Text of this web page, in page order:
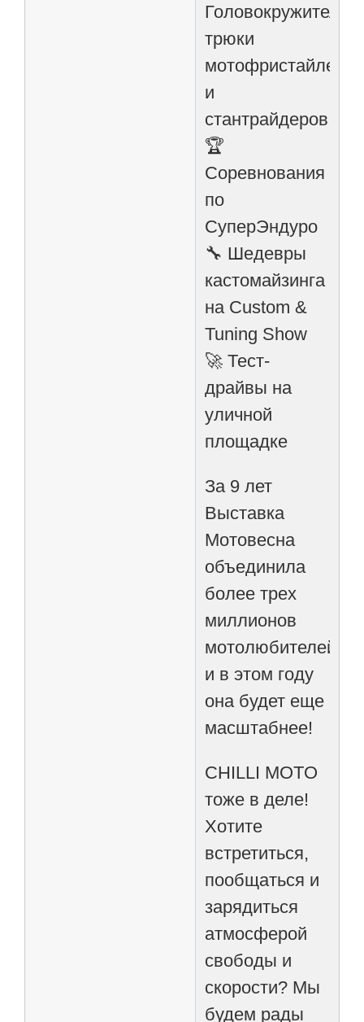
трюки
и
стантрайдеров
🏆
Соревнования
по
СуперЭндуро
🔧 Шедевры
кастомайзинга
на Custom &
Tuning Show
🚀 Тест-
драйвы на
уличной
площадке
За 9 лет
Выставка
Мотовесна
объединила
более трех
миллионов
мотолюбителей,
и в этом году
она будет еще
масштабнее!
CHILLI MOTO
тоже в деле!
Хотите
встретиться,
пообщаться и
зарядиться
атмосферой
свободы и
скорости? Мы
будем рады